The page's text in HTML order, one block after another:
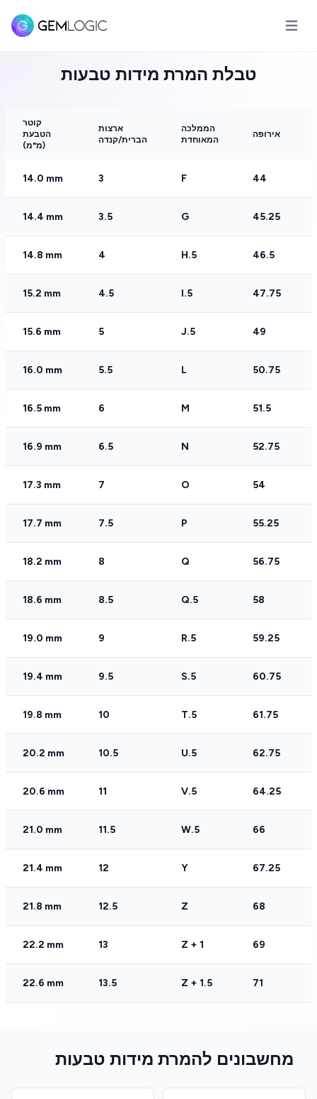
הראשי
טבלת המרת מידות טבעות
קוטר
הטבעת
(מ"מ)
ארצות
הברית/קנדה
הממלכה
המאוחדת
אירופה
14.0 mm 3 F 44
14.4 mm 3.5 G 45.25
14.8 mm 4 H.5 46.5
15.2 mm 4.5 I.5 47.75
15.6 mm 5 J.5 49
16.0 mm 5.5 L 50.75
16.5 mm 6 M 51.5
16.9 mm 6.5 N 52.75
17.3 mm 7 O 54
17.7 mm 7.5 P 55.25
18.2 mm 8 Q 56.75
18.6 mm 8.5 Q.5 58
19.0 mm 9 R.5 59.25
19.4 mm 9.5 S.5 60.75
19.8 mm 10 T.5 61.75
20.2 mm 10.5 U.5 62.75
20.6 mm 11 V.5 64.25
21.0 mm 11.5 W.5 66
21.4 mm 12 Y 67.25
21.8 mm 12.5 Z 68
22.2 mm 13 Z + 1 69
22.6 mm 13.5 Z + 1.5 71
מחשבונים להמרת מידות טבעות